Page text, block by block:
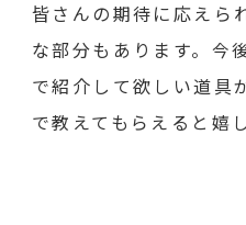
皆さんの期待に応えら
な部分もあります。
で紹介して欲しい道具
で教えてもらえると嬉